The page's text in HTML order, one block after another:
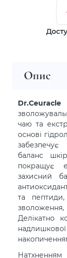
Опис
чаю та
основі
баланс
покращує
захисний
та
зволоження,
Делікатно